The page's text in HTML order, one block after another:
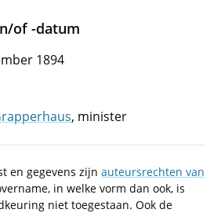
of -datum
1894
, minister
en gegevens zijn auteursrechten van
in welke vorm dan ook, is
niet toegestaan. Ook de